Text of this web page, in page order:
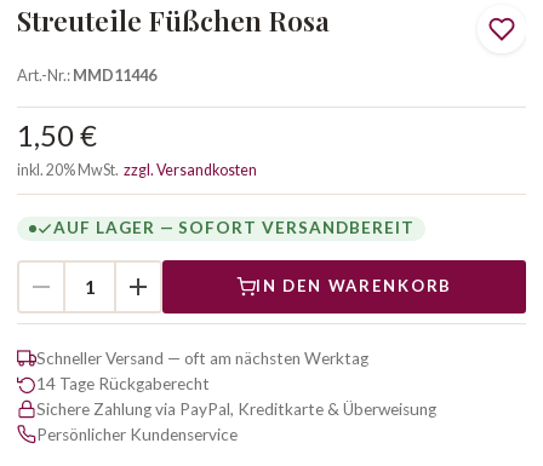
Streuteile Füßchen Rosa
Art.-Nr.:MMD11446
1,50 €
inkl. 20% MwSt. zzgl. Versandkosten
AUF LAGER — SOFORT VERSANDBEREIT
IN DEN WARENKORB
Schneller Versand — oft am nächsten Werktag
14 Tage Rückgaberecht
Sichere Zahlung via PayPal, Kreditkarte & Überweisung
Persönlicher Kundenservice